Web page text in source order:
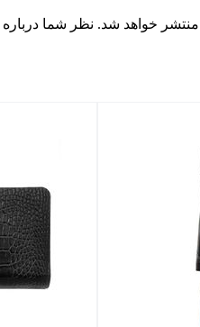
منتشر خواهد شد. نظر شما درباره